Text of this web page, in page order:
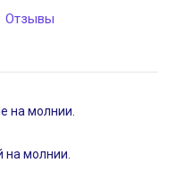
Отзывы
на молнии.
на молнии.